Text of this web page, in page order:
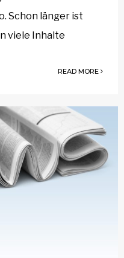
Schon länger ist
viele Inhalte
READ MORE